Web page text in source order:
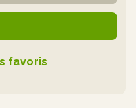
favoris